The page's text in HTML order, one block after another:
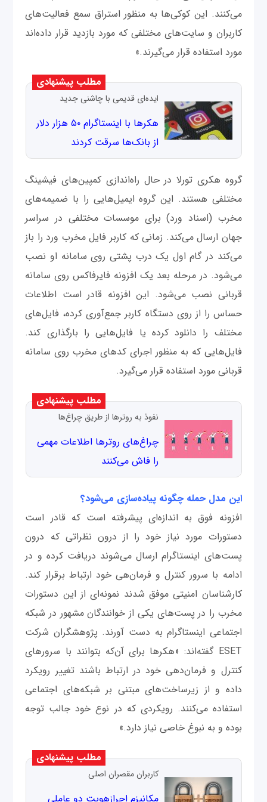
می‌کنند. این کوکی‌ها به منظور استراق سمع فعالیت‌های
کاربران و سایت‌های مختلفی که مورد بازدید قرار داده‌اند
مورد استفاده قرار می‌گیرند.»
مطلب پیشنهادی
ایده‌ای قدیمی با چاشنی جدید
هکرها با اینستاگرام ۵۰ هزار دلار
از بانک‌ها سرقت کردند
گروه هکری تورلا در حال راه‌اندازی کمپین‌های فیشینگ
مختلفی هستند. این گروه ایمیل‌هایی را با ضمیمه‌های
مخرب (اسناد ورد) برای موسسات مختلفی در سراسر
جهان ارسال می‌کند. زمانی که کاربر فایل مخرب ورد را باز
می‌کند در گام اول یک درب پشتی روی سامانه او نصب
می‌شود. در مرحله بعد یک افزونه فایرفاکس روی سامانه
قربانی نصب می‌شود. این افزونه قادر است اطلاعات
حساس را از روی دستگاه کاربر جمع‌آوری کرده، فایل‌های
مختلف را دانلود کرده یا فایل‌هایی را بارگذاری کند.
فایل‌هایی که به منظور اجرای کدهای مخرب روی سامانه
قربانی مورد استفاده قرار می‌گیرد.
مطلب پیشنهادی
نفوذ به روترها از طریق چراغ‌ها
چراغ‌های روترها اطلاعات مهمی
را فاش می‌کنند
این مدل حمله چگونه پیاده‌سازی می‌شود؟
افزونه فوق به اندازه‌ای پیشرفته است که قادر است
دستورات مورد نیاز خود را از درون نظراتی که درون
پست‌های اینستاگرام ارسال می‌شوند دریافت کرده و در
ادامه با سرور کنترل و فرمان‌هی خود ارتباط برقرار کند.
کارشناسان امنیتی موفق شدند نمونه‌ای از این دستورات
مخرب را در پست‌های یکی از خوانندگان مشهور در شبکه
اجتماعی اینستاگرام به دست آورند. پژوهشگران شرکت
ESET گفته‌اند: «هکرها برای آن‌که بتوانند با سرورهای
کنترل و فرمان‌دهی خود در ارتباط باشند تغییر رویکرد
داده و از زیرساخت‌های مبتنی بر شبکه‌های اجتماعی
استفاده می‌کنند. رویکردی که در نوع خود جالب توجه
بوده و به نبوغ خاصی نیاز دارد.»
مطلب پیشنهادی
کاربران مقصران اصلی
مکانیزم احرازهویت دو عاملی